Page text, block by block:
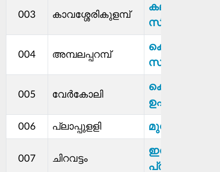
003 കാവശ്ശേരികുളമ്പ്
കലാധരൻ.
സി
004 അമ്പലപ്പറമ്പ്
കെ
005 വേര്‍കോലി
കെ
ഉഷാകുമാരി
006 പ്ലാപ്പുളളി മുസ്തഫ. എം
007 ചിറവട്ടം
ഇന്ദിര
പ്രമോദ്